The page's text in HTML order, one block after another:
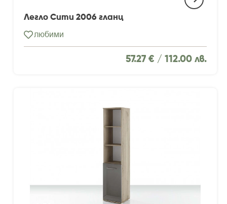
Легло Сити 2006 гланц
любими
57.27 € / 112.00 лв.